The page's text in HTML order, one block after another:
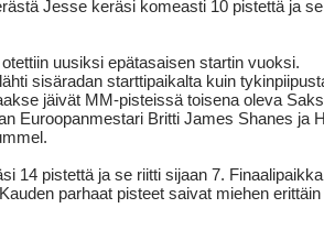
Jesse keräsi komeasti 10 pistettä ja
uusiksi epätasaisen startin vuoksi.
sisäradan starttipaikalta kuin
jäivät MM-pisteissä toisena oleva
Euroopanmestari Britti James Shanes ja
14 pistettä ja se riitti sijaan 7.
parhaat pisteet saivat miehen erittäin